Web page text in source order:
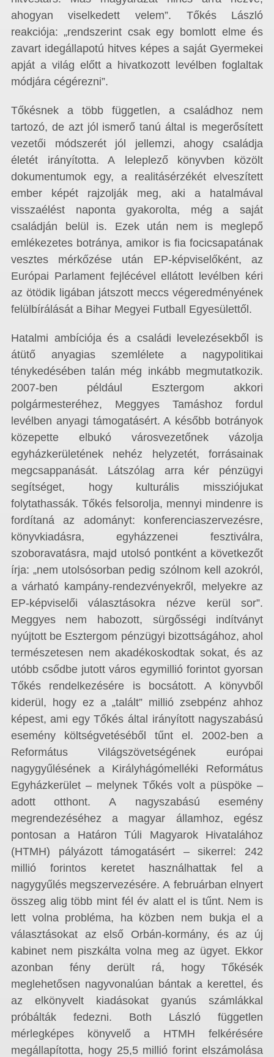
ahogyan viselkedett velem”. Tőkés László
reakciója: „rendszerint csak egy bomlott elme és
zavart idegállapotú hitves képes a saját Gyermekei
apját a világ előtt a hivatkozott levélben foglaltak
módjára cégérezni”.
Tőkésnek a több független, a családhoz nem
tartozó, de azt jól ismerő tanú által is megerősített
vezetői módszerét jól jellemzi, ahogy családja
életét irányította. A leleplező könyvben közölt
dokumentumok egy, a realitásérzékét elveszített
ember képét rajzolják meg, aki a hatalmával
visszaélést naponta gyakorolta, még a saját
családján belül is. Ezek után nem is meglepő
emlékezetes botránya, amikor is fia focicsapatának
vesztes mérkőzése után EP-képviselőként, az
Európai Parlament fejlécével ellátott levélben kéri
az ötödik ligában játszott meccs végeredményének
felülbírálását a Bihar Megyei Futball Egyesülettől.
Hatalmi ambíciója és a családi levelezésekből is
átütő anyagias szemlélete a nagypolitikai
ténykedésében talán még inkább megmutatkozik.
2007-ben például Esztergom akkori
polgármesteréhez, Meggyes Tamáshoz fordul
levélben anyagi támogatásért. A később botrányok
közepette elbukó városvezetőnek vázolja
egyházkerületének nehéz helyzetét, forrásainak
megcsappanását. Látszólag arra kér pénzügyi
segítséget, hogy kulturális missziójukat
folytathassák. Tőkés felsorolja, mennyi mindenre is
fordítaná az adományt: konferenciaszervezésre,
könyvkiadásra, egyházzenei fesztiválra,
szoboravatásra, majd utolsó pontként a következőt
írja: „nem utolsósorban pedig szólnom kell azokról,
a várható kampány-rendezvényekről, melyekre az
EP-képviselői választásokra nézve kerül sor”.
Meggyes nem habozott, sürgősségi indítványt
nyújtott be Esztergom pénzügyi bizottságához, ahol
természetesen nem akadékoskodtak sokat, és az
utóbb csődbe jutott város egymillió forintot gyorsan
Tőkés rendelkezésére is bocsátott. A könyvből
kiderül, hogy ez a „talált” millió zsebpénz ahhoz
képest, ami egy Tőkés által irányított nagyszabású
esemény költségvetéséből tűnt el. 2002-ben a
Református Világszövetségének európai
nagygyűlésének a Királyhágómelléki Református
Egyházkerület – melynek Tőkés volt a püspöke –
adott otthont. A nagyszabású esemény
megrendezéséhez a magyar államhoz, egész
pontosan a Határon Túli Magyarok Hivatalához
(HTMH) pályázott támogatásért – sikerrel: 242
millió forintos keretet használhattak fel a
nagygyűlés megszervezésére. A februárban elnyert
összeg alig több mint fél év alatt el is tűnt. Nem is
lett volna probléma, ha közben nem bukja el a
választásokat az első Orbán-kormány, és az új
kabinet nem piszkálta volna meg az ügyet. Ekkor
azonban fény derült rá, hogy Tőkésék
meglehetősen nagyvonalúan bántak a kerettel, és
az elkönyvelt kiadásokat gyanús számlákkal
próbálták fedezni. Both László független
mérlegképes könyvelő a HTMH felkérésére
megállapította, hogy 25,5 millió forint elszámolása